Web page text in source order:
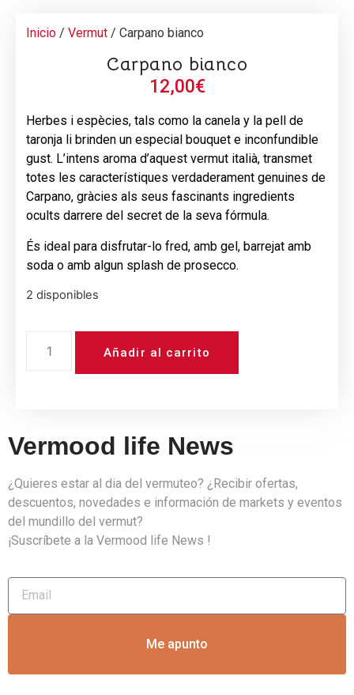
Inicio / Vermut / Carpano bianco
Carpano bianco
12,00€
Herbes i espècies, tals como la canela y la pell de
taronja li brinden un especial bouquet e inconfundible
gust. L’intens aroma d’aquest vermut italià, transmet
totes les característiques verdaderament genuines de
Carpano, gràcies als seus fascinants ingredients
ocults darrere del secret de la seva fórmula.
És ideal para disfrutar-lo fred, amb gel, barrejat amb
soda o amb algun splash de prosecco.
2 disponibles
Añadir al carrito
Vermood life News
¿Quieres estar al dia del vermuteo? ¿Recibir ofertas,
descuentos, novedades e información de markets y eventos
del mundillo del vermut?
¡Suscríbete a la Vermood life News !
Me apunto